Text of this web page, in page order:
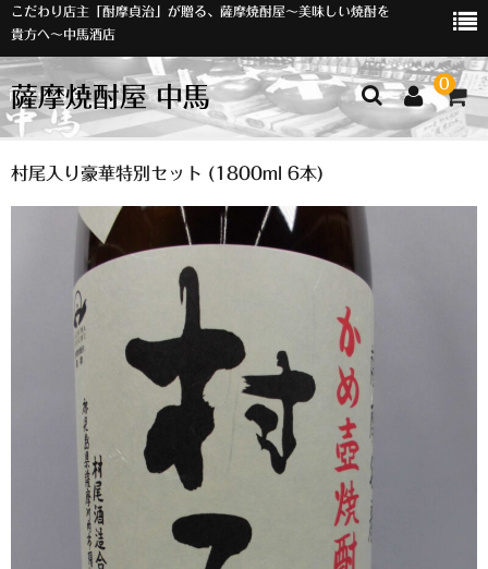
こだわり店主「酎摩貞治」が贈る、薩摩焼酎屋～美味しい焼酎を
貴方へ～中馬酒店
薩摩焼酎屋 中馬 0
ホーム
お知らせ
入荷情報
イベント
オリジナルラベル
店主おすすめ
数量限定
希少焼酎
季節限定品
村尾入り豪華特別セット (1800ml 6本)